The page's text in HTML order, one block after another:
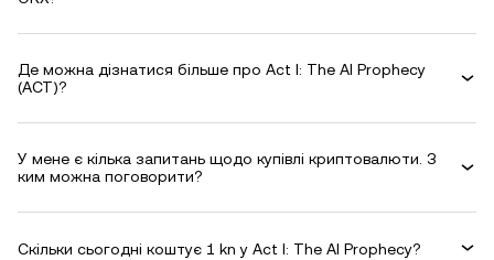
Де можна дізнатися більше про Act I: The AI Prophecy
(ACT)?
У мене є кілька запитань щодо купівлі криптовалюти. З
ким можна поговорити?
Скільки сьогодні коштує 1 kn у Act I: The AI Prophecy?